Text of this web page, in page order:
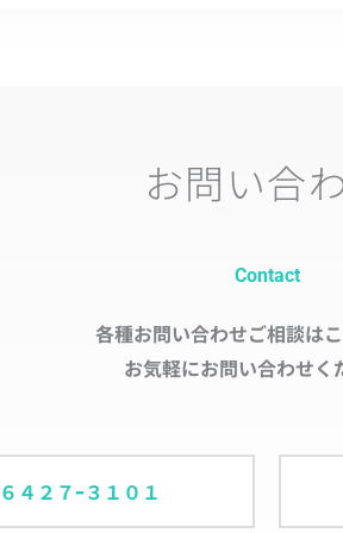
お問い合
Contact
各種お問い合わせご相談は
お気軽にお問い合わせく
４２７ｰ３１０１